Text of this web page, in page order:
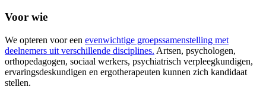
Voor wie
We opteren voor een evenwichtige groepssamenstelling met
deelnemers uit verschillende disciplines. Artsen, psychologen,
orthopedagogen, sociaal werkers, psychiatrisch verpleegkundigen,
ervaringsdeskundigen en ergotherapeuten kunnen zich kandidaat
stellen.